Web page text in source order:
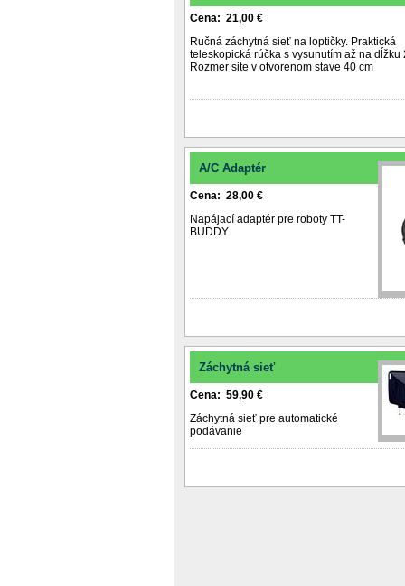
Cena: 21,00 €
Ručná záchytná sieť na loptičky. Praktická
teleskopická rúčka s vysunutím až na dĺžku
Rozmer site v otvorenom stave 40 cm
A/C Adaptér
Cena: 28,00 €
Napájací adaptér pre roboty TT-
BUDDY
Záchytná sieť
Cena: 59,90 €
Záchytná sieť pre automatické
podávanie